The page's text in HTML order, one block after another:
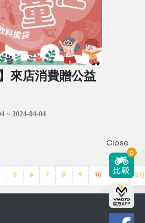
來店消費贈公益
~ 2024-04-04
5 6 7 8 9 10 >> [23]
Close
0